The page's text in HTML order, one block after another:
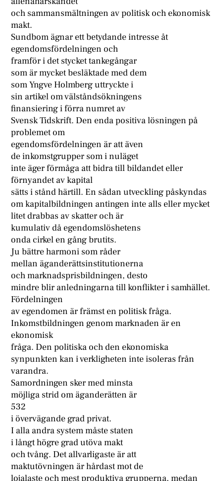
och sammansmältningen av politisk och ekonomisk
makt.
Sundbom ägnar ett betydande intresse åt
egendomsfördelningen och
framför i det stycket tankegångar
som är mycket besläktade med dem
som Yngve Holmberg uttryckte i
sin artikel om välståndsökningens
finansiering i förra numret av
Svensk Tidskrift. Den enda positiva lösningen på
problemet om
egendomsfördelningen är att även
de inkomstgrupper som i nuläget
inte äger förmåga att bidra till bildandet eller
förnyandet av kapital
sätts i stånd härtill. En sådan utveckling påskyndas
om kapitalbildningen antingen inte alls eller mycket
litet drabbas av skatter och är
kumulativ då egendomslöshetens
onda cirkel en gång brutits.
Ju bättre harmoni som råder
mellan äganderättsinstitutionerna
och marknadsprisbildningen, desto
mindre blir anledningarna till konflikter i samhället.
Fördelningen
av egendomen är främst en politisk fråga.
Inkomstbildningen genom marknaden är en
ekonomisk
fråga. Den politiska och den ekonomiska
synpunkten kan i verkligheten inte isoleras från
varandra.
Samordningen sker med minsta
möjliga strid om äganderätten är
532
i övervägande grad privat.
I alla andra system måste staten
i långt högre grad utöva makt
och tvång. Det allvarligaste är att
maktutövningen är hårdast mot de
lojalaste och mest produktiva grupperna, medan